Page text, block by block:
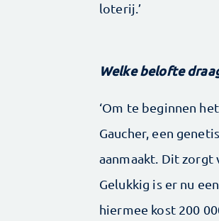
loterij.’
Welke belofte
‘Om te beginnen
Gaucher, een
aanmaakt. Dit zorgt
Gelukkig is er nu
hiermee kost 200